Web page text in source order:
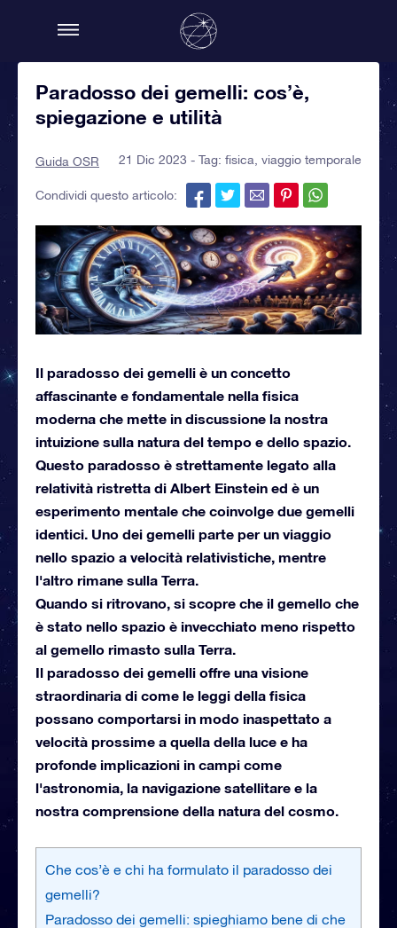
Paradosso dei gemelli: cos’è,
spiegazione e utilità
Guida OSR 21 Dic 2023 - Tag: fisica viaggio temporale
Condividi questo articolo:
Il paradosso dei gemelli è un concetto
affascinante e fondamentale nella fisica
moderna che mette in discussione la nostra
intuizione sulla natura del tempo e dello spazio.
Questo paradosso è strettamente legato alla
relatività ristretta di Albert Einstein ed è un
esperimento mentale che coinvolge due gemelli
identici. Uno dei gemelli parte per un viaggio
nello spazio a velocità relativistiche, mentre
l'altro rimane sulla Terra.
Quando si ritrovano, si scopre che il gemello che
è stato nello spazio è invecchiato meno rispetto
al gemello rimasto sulla Terra.
Il paradosso dei gemelli offre una visione
straordinaria di come le leggi della fisica
possano comportarsi in modo inaspettato a
velocità prossime a quella della luce e ha
profonde implicazioni in campi come
l'astronomia, la navigazione satellitare e la
nostra comprensione della natura del cosmo.
Che cos’è e chi ha formulato il paradosso dei
gemelli?
Paradosso dei gemelli: spieghiamo bene di che